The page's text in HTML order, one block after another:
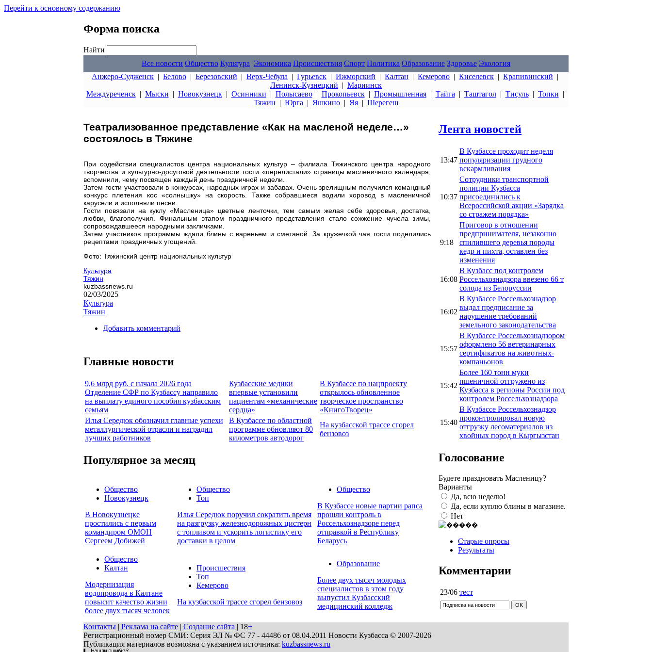
Перейти к основному содержанию
Форма поиска
Найти
Все новости Общество Культура Экономика Происшествия Спорт Политика Образование Здоровье Экология
Анжеро-Судженск | Белово | Березовский | Верх-Чебула | Гурьевск | Ижморский | Калтан | Кемерово | Киселевск | Крапивинский |
Ленинск-Кузнецкий | Мариинск
Междуреченск| Мыски | Новокузнецк| Осинники | Полысаево| Прокопьевск| Промышленная| Тайга | Таштагол| Тисуль| Топки |
Тяжин | Юрга | Яшкино | Яя | Шерегеш
Театрализованное представление «Как на масленой неделе…»
состоялось в Тяжине
При содействии специалистов центра национальных культур – филиала Тяжинского центра народного
творчества и культурно-досуговой деятельности гости «перелистали» страницы масленичного календаря,
вспомнили, чему посвящен каждый день праздничной недели.
Затем гости участвовали в конкурсах, народных играх и забавах. Очень зрелищным получился командный
конкурс плетения кос «солнышку» на скорость. Также собравшиеся водили хоровод в масленичной
карусели и исполняли песни.
Гости повязали на куклу «Масленица» цветные ленточки, тем самым желая себе здоровья, достатка,
любви, благополучия. Финальным этапом праздничного представления стало сожжение чучела зимы,
сопровождавшееся народными закличками.
Затем участников программы ждали блины с вареньем и сметаной. За кружечкой чая гости поделились
рецептами праздничных угощений.
Фото: Тяжинский центр национальных культур
Культура
Тяжин
kuzbassnews.ru
02/03/2025
Культура
Тяжин
Добавить комментарий
Главные новости
9,6 млрд руб. с начала 2026 года
Отделение СФР по Кузбассу направило
на выплату единого пособия кузбасским
семьям
Кузбасские медики
впервые установили
пациентам «механические
сердца»
В Кузбассе по нацпроекту
открылось обновленное
творческое пространство
«КнигоТворец»
Илья Середюк обозначил главные успехи
металлургической отрасли и наградил
лучших работников
В Кузбассе по областной
программе обновляют 80
километров автодорог
На кузбасской трассе сгорел
бензовоз
Популярное за месяц
Общество
Новокузнецк
В Новокузнецке
простились с первым
командиром ОМОН
Сергеем Добижей
Общество
Топ
Илья Середюк поручил сократить время
на разгрузку железнодорожных цистерн
с топливом и ускорить логистику его
доставки в целом
Общество
В Кузбассе новые партии рапса
прошли контроль в
Россельхознадзоре перед
отправкой в Республику
Беларусь
Общество
Калтан
Модернизация
водопровода в Калтане
повысит качество жизни
более двух тысяч человек
Происшествия
Топ
Кемерово
На кузбасской трассе сгорел бензовоз
Образование
Более двух тысяч молодых
специалистов в этом году
выпустил Кузбасский
медицинский колледж
Лента новостей
13:47
В Кузбассе проходит неделя
популяризации грудного
вскармливания
10:37
Сотрудники транспортной
полиции Кузбасса
присоединились к
Всероссийской акции «Зарядка
со стражем порядка»
9:18
Приговор в отношении
предпринимателя, незаконно
спилившего деревья породы
кедр и пихта, оставлен без
изменения
16:08
В Кузбасс под контролем
Россельхознадзора ввезено 66 т
солода из Белоруссии
16:02
В Кузбассе Россельхознадзор
выдал предписание за
нарушение требований
земельного законодательства
15:57
В Кузбассе Россельхознадзором
оформлено 56 ветеринарных
сертификатов на животных-
компаньонов
15:42
Более 160 тонн муки
пшеничной отгружено из
Кузбасса в регионы России под
контролем Россельхознадзора
15:40
В Кузбассе Россельхознадзор
проконтролировал новую
отгрузку лесоматериалов из
хвойных пород в Кыргызстан
Голосование
Будете праздновать Масленицу?
Варианты
Да, всю неделю!
Да, если куплю блины в магазине.
Нет
Старые опросы
Результаты
Комментарии
23/06 тест
Контакты | Реклама на сайте | Создание сайта | 18+
Регистрационный номер СМИ: Серия ЭЛ № ФС 77 - 44486 от 08.04.2011 Новости Кузбасса © 2007-2026
Публикация материалов возможна с указанием источника: kuzbassnews.ru